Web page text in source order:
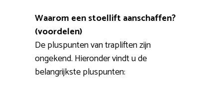
Waarom een stoellift aanschaffen?
(voordelen)
De pluspunten van trapliften zijn
ongekend. Hieronder vindt u de
belangrijkste pluspunten: